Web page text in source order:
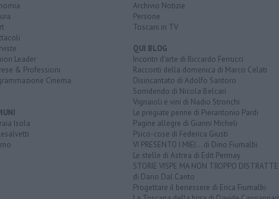
Leader
& Professioni
Cinema
Isola
Archivio Notizie
Persone
Toscani in TV
QUI BLOG
Incontri d'arte di Riccardo Ferrucci
Racconti della domenica di Marco Celati
Disincantato di Adolfo Santoro
Sorridendo di Nicola Belcari
Vignaioli e vini di Nadio Stronchi
Le pregiate penne di Pierantonio Pardi
Pagine allegre di Gianni Micheli
Psico-cose di Federica Giusti
VI PRESENTO I MIEI... di Dino Fiumalbi
Le stelle di Astrea di Edit Permay
STORIE VISPE MA NON TROPPO DISTRATTE
di Dario Dal Canto
Progettare il benessere di Erica Fiumalbi